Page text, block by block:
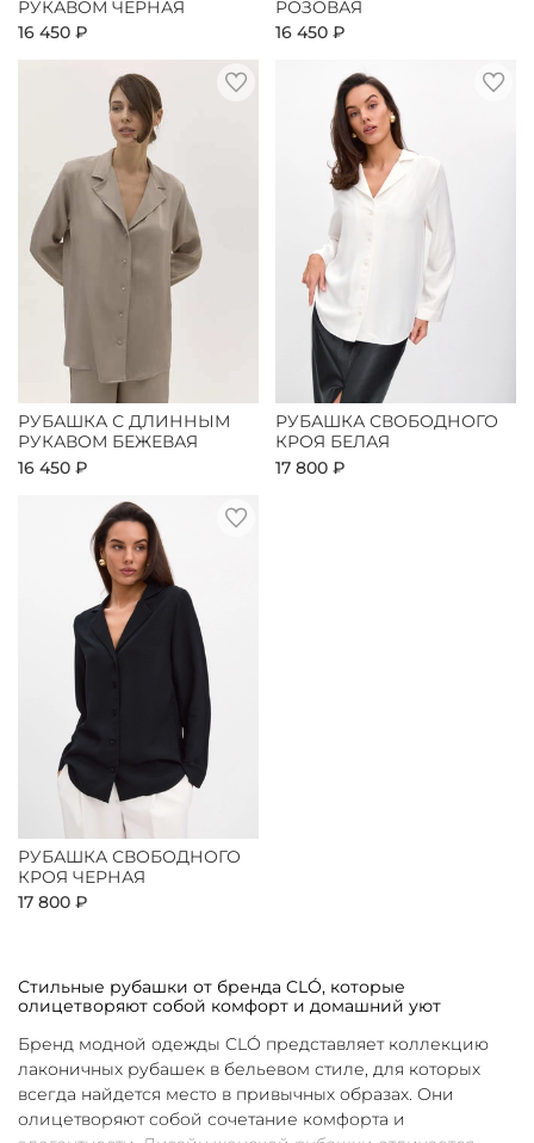
РУКАВОМ ЧЕРНАЯ
16 450 ₽
РОЗОВАЯ
16 450 ₽
РУБАШКА С ДЛИННЫМ
РУКАВОМ БЕЖЕВАЯ
16 450 ₽
РУБАШКА СВОБОДНОГО
КРОЯ БЕЛАЯ
17 800 ₽
РУБАШКА СВОБОДНОГО
КРОЯ ЧЕРНАЯ
17 800 ₽
Стильные рубашки от бренда CLÓ, которые
олицетворяют собой комфорт и домашний уют
Бренд модной одежды CLÓ представляет коллекцию
лаконичных рубашек в бельевом стиле, для которых
всегда найдется место в привычных образах. Они
олицетворяют собой сочетание комфорта и